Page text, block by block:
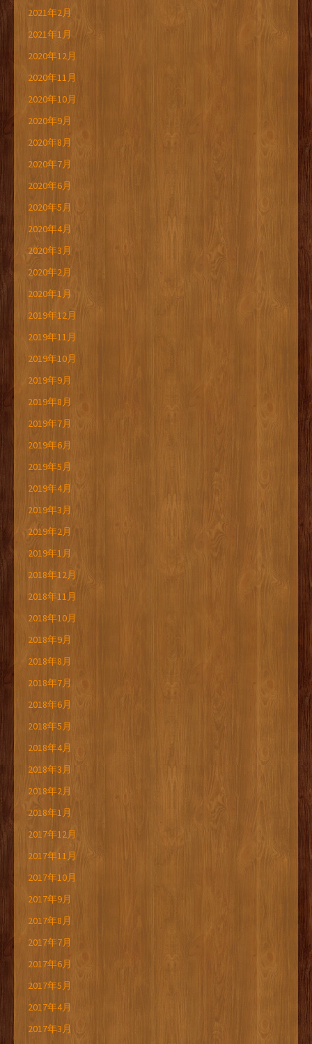
2021年2月
2021年1月
2020年12月
2020年11月
2020年10月
2020年9月
2020年8月
2020年7月
2020年6月
2020年5月
2020年4月
2020年3月
2020年2月
2020年1月
2019年12月
2019年11月
2019年10月
2019年9月
2019年8月
2019年7月
2019年6月
2019年5月
2019年4月
2019年3月
2019年2月
2019年1月
2018年12月
2018年11月
2018年10月
2018年9月
2018年8月
2018年7月
2018年6月
2018年5月
2018年4月
2018年3月
2018年2月
2018年1月
2017年12月
2017年11月
2017年10月
2017年9月
2017年8月
2017年7月
2017年6月
2017年5月
2017年4月
2017年3月